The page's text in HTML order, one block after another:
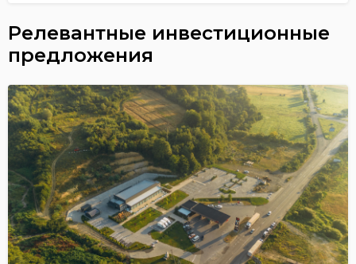
Релевантные инвестиционные
предложения